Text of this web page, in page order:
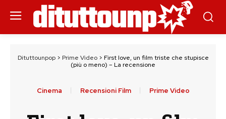
Dituttounpop> Prime Video> First love, un film triste che stupisce
(più o meno) – La recensione
Cinema Recensioni Film Prime Video